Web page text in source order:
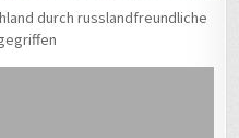
durch russlandfreundliche